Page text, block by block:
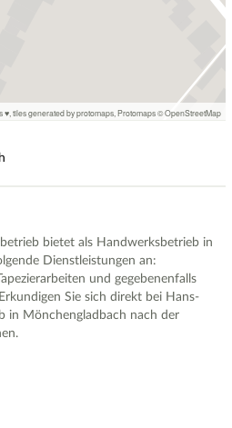
♥, tiles generated by protomaps Protomaps©OpenStreetMap
bietet als Handwerksbetrieb in
Dienstleistungen an:
und gegebenenfalls
Sie sich direkt bei Hans-
in Mönchengladbach nach der